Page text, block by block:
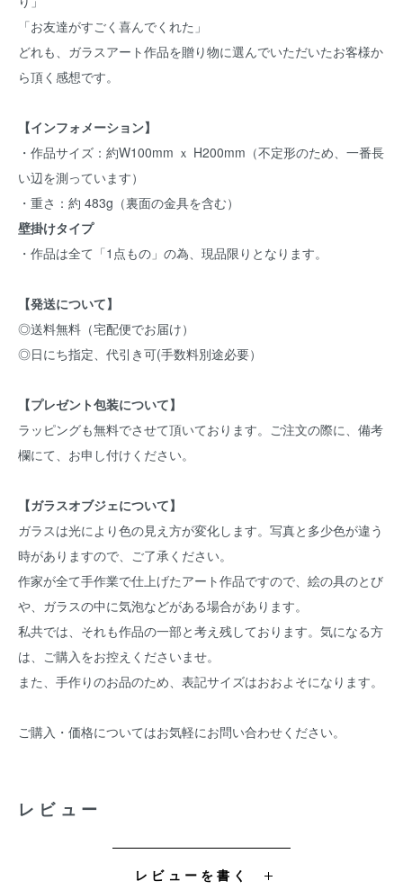
「お友達がすごく喜んでくれた」
どれも、ガラスアート作品を贈り物に選んでいただいたお客様か
ら頂く感想です。
【インフォメーション】
・作品サイズ：約W100mm ｘ H200mm（不定形のため、一番長
い辺を測っています）
・重さ：約 483g（裏面の金具を含む）
壁掛けタイプ
・作品は全て「1点もの」の為、現品限りとなります。
【発送について】
◎送料無料（宅配便でお届け）
◎日にち指定、代引き可(手数料別途必要）
【プレゼント包装について】
ラッピングも無料でさせて頂いております。ご注文の際に、備考
欄にて、お申し付けください。
【ガラスオブジェについて】
ガラスは光により色の見え方が変化します。写真と多少色が違う
時がありますので、ご了承ください。
作家が全て手作業で仕上げたアート作品ですので、絵の具のとび
や、ガラスの中に気泡などがある場合があります。
私共では、それも作品の一部と考え残しております。気になる方
は、ご購入をお控えくださいませ。
また、手作りのお品のため、表記サイズはおおよそになります。
ご購入・価格についてはお気軽にお問い合わせください。
レビュー
レビューを書く